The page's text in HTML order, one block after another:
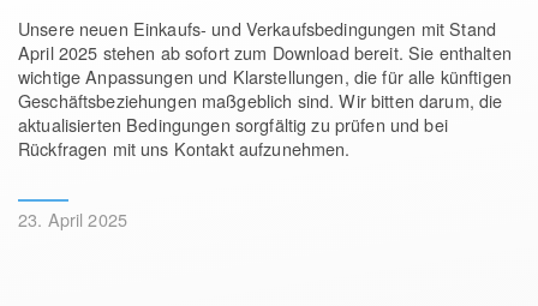
Unsere neuen Einkaufs- und Verkaufsbedingungen mit Stand
April 2025 stehen ab sofort zum Download bereit. Sie enthalten
wichtige Anpassungen und Klarstellungen, die für alle künftigen
Geschäftsbeziehungen maßgeblich sind. Wir bitten darum, die
aktualisierten Bedingungen sorgfältig zu prüfen und bei
Rückfragen mit uns Kontakt aufzunehmen.
23. April 2025